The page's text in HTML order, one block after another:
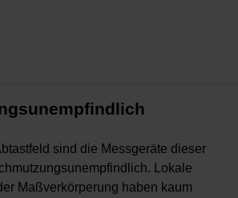
sind die Messgeräte dieser
Lokale
Maßverkörperung haben kaum